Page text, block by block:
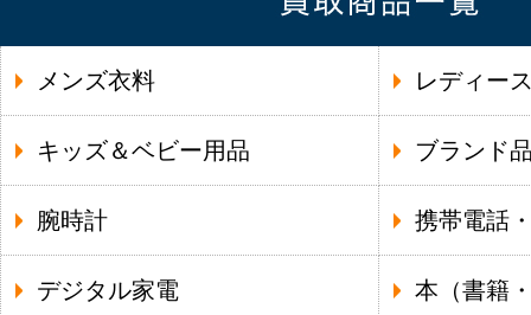
メンズ衣料 レディー
キッズ＆ベビー用品 ブランド
腕時計 携帯電話
デジタル家電 本（書籍